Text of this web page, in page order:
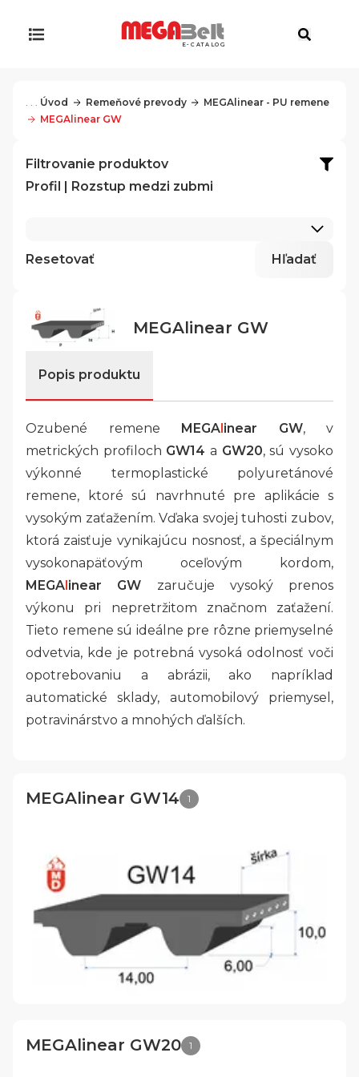
E-CATALOG
Filtrovanie produktov
Profil | Rozstup medzi zubmi
Resetovať Hľadať
. . . Úvod Remeňové prevody
MEGAlinear - PU remene
MEGAlinear GW
MEGAlinear GW
Popis produktu
Ozubené remene MEGA inear GW, v
metrických profiloch GW14a GW20, sú vysoko
výkonné termoplastické polyuretánové
remene, ktoré sú navrhnuté pre aplikácie s
vysokým zaťažením. Vďaka svojej tuhosti zubov,
ktorá zaisťuje vynikajúcu nosnosť, a špeciálnym
vysokonapäťovým oceľovým kordom,
MEGA inear GW zaručuje vysoký prenos
výkonu pri nepretržitom značnom zaťažení.
Tieto remene sú ideálne pre rôzne priemyselné
odvetvia, kde je potrebná vysoká odolnosť voči
opotrebovaniu a abrázii, ako napríklad
automatické sklady, automobilový priemysel,
potravinárstvo a mnohých ďalších.
MEGAlinear GW14 1
MEGAlinear GW20 1